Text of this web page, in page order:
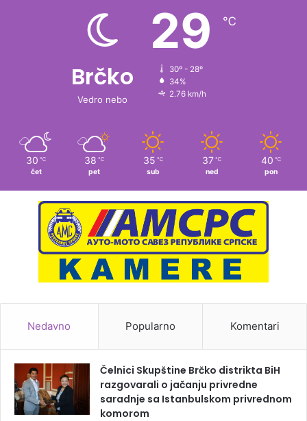
Brčko
Vedro nebo
29 ℃
30º - 28º
34%
2.76 km/h
30 ℃
čet
38 ℃
pet
35 ℃
sub
37 ℃
ned
40 ℃
pon
Nedavno Popularno Komentari
Čelnici Skupštine Brčko distrikta BiH
razgovarali o jačanju privredne
saradnje sa Istanbulskom privrednom
komorom